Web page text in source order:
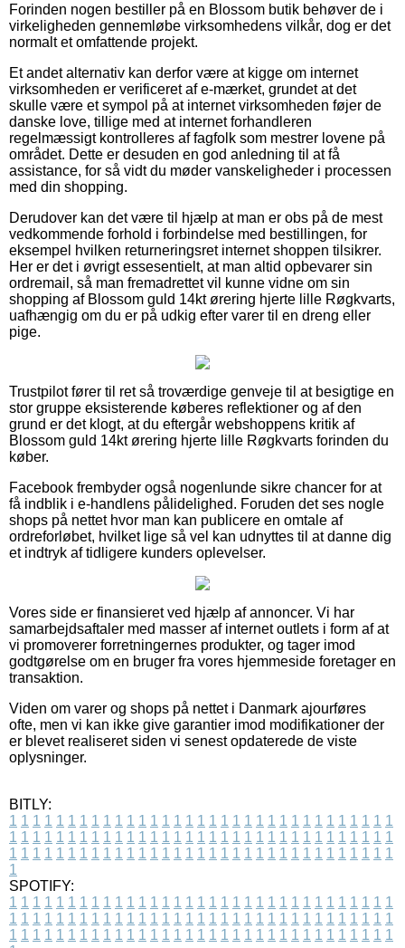
Forinden nogen bestiller på en Blossom butik behøver de i
virkeligheden gennemløbe virksomhedens vilkår, dog er det
normalt et omfattende projekt.
Et andet alternativ kan derfor være at kigge om internet
virksomheden er verificeret af e-mærket, grundet at det
skulle være et sympol på at internet virksomheden føjer de
danske love, tillige med at internet forhandleren
regelmæssigt kontrolleres af fagfolk som mestrer lovene på
området. Dette er desuden en god anledning til at få
assistance, for så vidt du møder vanskeligheder i processen
med din shopping.
Derudover kan det være til hjælp at man er obs på de mest
vedkommende forhold i forbindelse med bestillingen, for
eksempel hvilken returneringsret internet shoppen tilsikrer.
Her er det i øvrigt essesentielt, at man altid opbevarer sin
ordremail, så man fremadrettet vil kunne vidne om sin
shopping af Blossom guld 14kt ørering hjerte lille Røgkvarts,
uafhængig om du er på udkig efter varer til en dreng eller
pige.
Trustpilot fører til ret så troværdige genveje til at besigtige en
stor gruppe eksisterende køberes reflektioner og af den
grund er det klogt, at du eftergår webshoppens kritik af
Blossom guld 14kt ørering hjerte lille Røgkvarts forinden du
køber.
Facebook frembyder også nogenlunde sikre chancer for at
få indblik i e-handlens pålidelighed. Foruden det ses nogle
shops på nettet hvor man kan publicere en omtale af
ordreforløbet, hvilket lige så vel kan udnyttes til at danne dig
et indtryk af tidligere kunders oplevelser.
Vores side er finansieret ved hjælp af annoncer. Vi har
samarbejdsaftaler med masser af internet outlets i form af at
vi promoverer forretningernes produkter, og tager imod
godtgørelse om en bruger fra vores hjemmeside foretager en
transaktion.
Viden om varer og shops på nettet i Danmark ajourføres
ofte, men vi kan ikke give garantier imod modifikationer der
er blevet realiseret siden vi senest opdaterede de viste
oplysninger.
BITLY:
1 1 1 1 1 1 1 1 1 1 1 1 1 1 1 1 1 1 1 1 1 1 1 1 1 1 1 1 1 1 1 1 1
1 1 1 1 1 1 1 1 1 1 1 1 1 1 1 1 1 1 1 1 1 1 1 1 1 1 1 1 1 1 1 1 1
1 1 1 1 1 1 1 1 1 1 1 1 1 1 1 1 1 1 1 1 1 1 1 1 1 1 1 1 1 1 1 1 1
1
SPOTIFY:
1 1 1 1 1 1 1 1 1 1 1 1 1 1 1 1 1 1 1 1 1 1 1 1 1 1 1 1 1 1 1 1 1
1 1 1 1 1 1 1 1 1 1 1 1 1 1 1 1 1 1 1 1 1 1 1 1 1 1 1 1 1 1 1 1 1
1 1 1 1 1 1 1 1 1 1 1 1 1 1 1 1 1 1 1 1 1 1 1 1 1 1 1 1 1 1 1 1 1